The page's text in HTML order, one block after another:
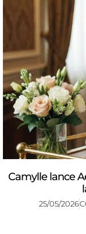
Camylle lance
25/05/2026